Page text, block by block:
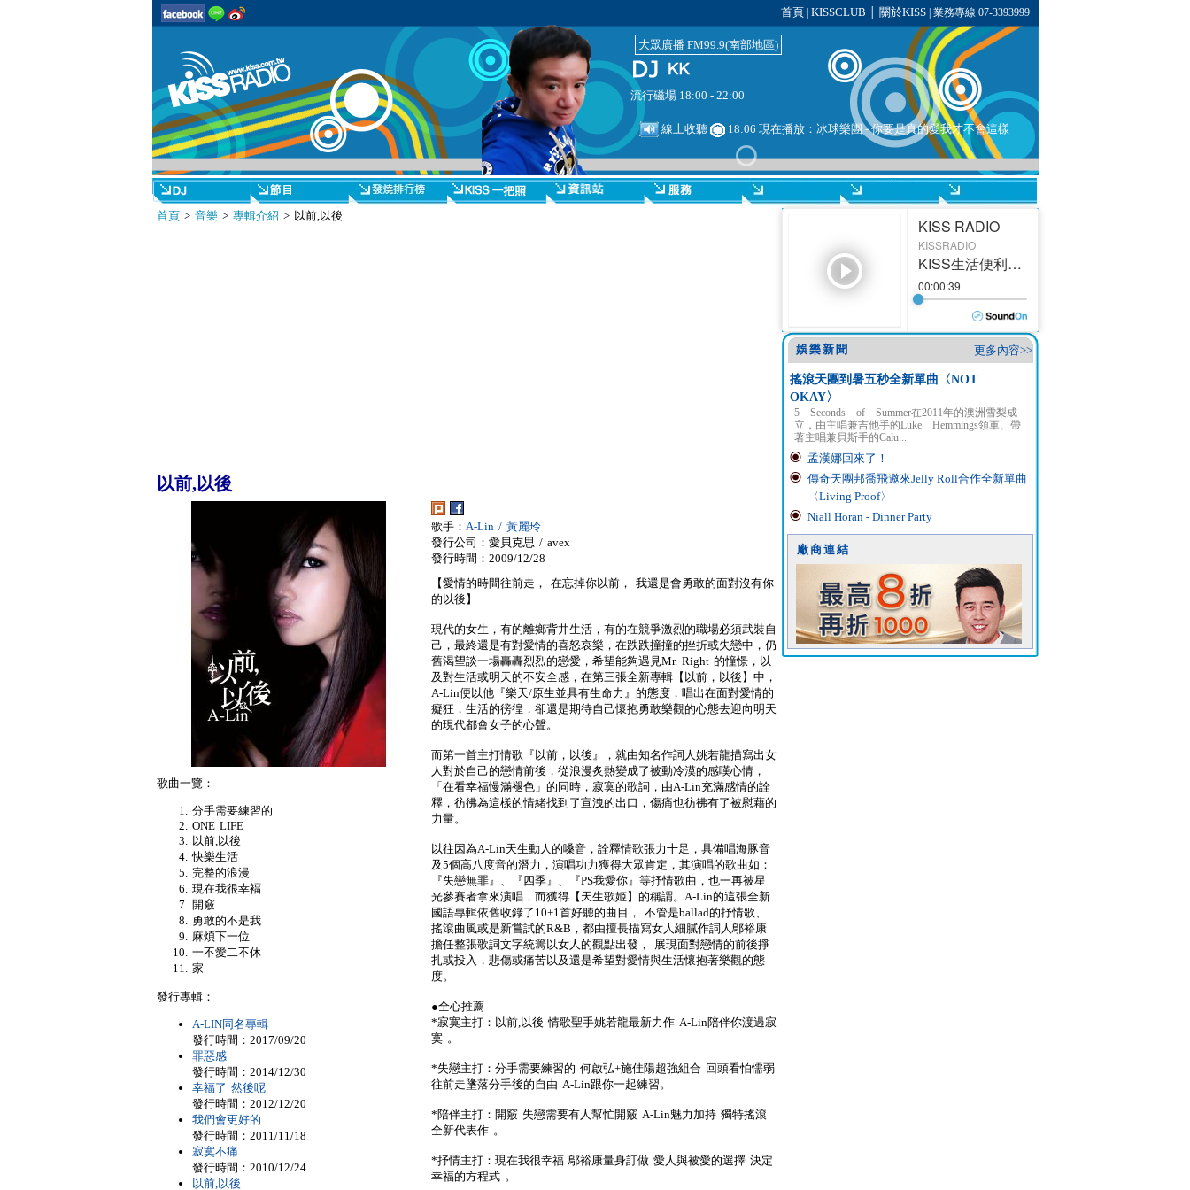
首頁 KISSCLUB 關於KISS| 業務專線 07-3393999
大眾廣播 FM99.9(南部地區)
流行磁場 18:00 - 22:00
線上收聽 18:06 現在播放：冰球樂團 - 你要是真的愛我才不會這樣
首頁> 音樂> 專輯介紹 > 以前,以後
以前,以後
歌手： A-Lin / 黃麗玲
發行公司：愛貝克思 / avex
發行時間：2009/12/28
【愛情的時間往前走， 在忘掉你以前， 我還是會勇敢的面對沒有你
的以後】
現代的女生，有的離鄉背井生活，有的在競爭激烈的職場必須武裝自
己，最終還是有對愛情的喜怒哀樂，在跌跌撞撞的挫折或失戀中，仍
舊渴望談一場轟轟烈烈的戀愛，希望能夠遇見Mr. Right 的憧憬，以
及對生活或明天的不安全感，在第三張全新專輯【以前，以後】中，
A-Lin便以他『樂天/原生並具有生命力』的態度，唱出在面對愛情的
癡狂，生活的徬徨，卻還是期待自己懷抱勇敢樂觀的心態去迎向明天
的現代都會女子的心聲。
而第一首主打情歌『以前，以後』，就由知名作詞人姚若龍描寫出女
人對於自己的戀情前後，從浪漫炙熱變成了被動冷漠的感嘆心情，
「在看幸福慢滿褪色」的同時，寂寞的歌詞，由A-Lin充滿感情的詮
釋，彷彿為這樣的情緒找到了宣洩的出口，傷痛也彷彿有了被慰藉的
力量。
以往因為A-Lin天生動人的嗓音，詮釋情歌張力十足，具備唱海豚音
及5個高八度音的潛力，演唱功力獲得大眾肯定，其演唱的歌曲如：
『失戀無罪』、『四季』、『PS我愛你』等抒情歌曲，也一再被星
光參賽者拿來演唱，而獲得【天生歌姬】的稱謂。A-Lin的這張全新
國語專輯依舊收錄了10+1首好聽的曲目， 不管是ballad的抒情歌、
搖滾曲風或是新嘗試的R&B，都由擅長描寫女人細膩作詞人鄔裕康
擔任整張歌詞文字統籌以女人的觀點出發， 展現面對戀情的前後掙
扎或投入，悲傷或痛苦以及還是希望對愛情與生活懷抱著樂觀的態
度。
●全心推薦
*寂寞主打：以前,以後 情歌聖手姚若龍最新力作 A-Lin陪伴你渡過寂
寞 。
*失戀主打：分手需要練習的 何啟弘+施佳陽超強組合 回頭看怕懦弱
往前走墬落分手後的自由 A-Lin跟你一起練習。
*陪伴主打：開竅 失戀需要有人幫忙開竅 A-Lin魅力加持 獨特搖滾
全新代表作 。
*抒情主打：現在我很幸福 鄔裕康量身訂做 愛人與被愛的選擇 決定
幸福的方程式 。
歌曲一覽：
分手需要練習的
ONE LIFE
以前,以後
快樂生活
完整的浪漫
現在我很幸褔
開竅
勇敢的不是我
麻煩下一位
一不愛二不休
家
發行專輯：
A-LIN同名專輯
發行時間：2017/09/20
罪惡感
發行時間：2014/12/30
幸福了 然後呢
發行時間：2012/12/20
我們會更好的
發行時間：2011/11/18
寂寞不痛
發行時間：2010/12/24
以前,以後
更多內容>>
娛樂新聞
搖滾天團到暑五秒全新單曲〈NOT
OKAY〉
5 Seconds of Summer在2011年的澳洲雪梨成
立，由主唱兼吉他手的Luke Hemmings領軍、帶
著主唱兼貝斯手的Calu...
孟漢娜回來了！
傳奇天團邦喬飛邀來Jelly Roll合作全新單曲
〈Living Proof〉
Niall Horan - Dinner Party
廠商連結